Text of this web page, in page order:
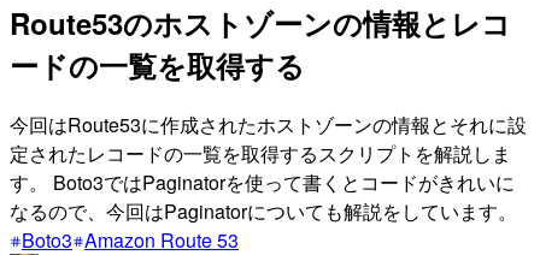
Route53のホストゾーンの情報とレコ
ードの一覧を取得する
今回はRoute53に作成されたホストゾーンの情報とそれに設
定されたレコードの一覧を取得するスクリプトを解説しま
す。 Boto3ではPaginatorを使って書くとコードがきれいに
なるので、今回はPaginatorについても解説をしています。
Boto3 Amazon Route 53